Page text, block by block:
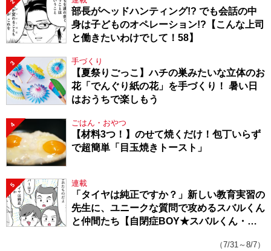
部長がヘッドハンティング!? でも会話の中
身は子どものオペレーション!?【こんな上司
と働きたいわけでして！58】
3 手づくり
【夏祭りごっこ】ハチの巣みたいな立体のお
花「でんぐり紙の花」を手づくり！ 暑い日
はおうちで楽しもう
4 ごはん・おやつ
【材料3つ！】のせて焼くだけ！包丁いらず
で超簡単「目玉焼きトースト」
5 連載
「タイヤは純正ですか？」新しい教育実習の
先生に、ユニークな質問で攻めるスバルくん
と仲間たち【自閉症BOY★スバルくん・
（7/31～8/7）